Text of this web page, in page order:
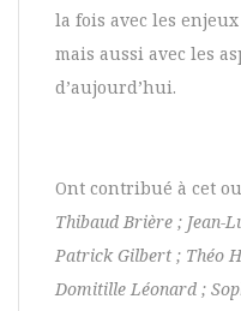
la fois avec les
mais aussi avec les
d’aujourd’hui.
Ont contribué à cet
Thibaud Brière ; Jean-
Patrick Gilbert ; Théo
Domitille Léonard ;